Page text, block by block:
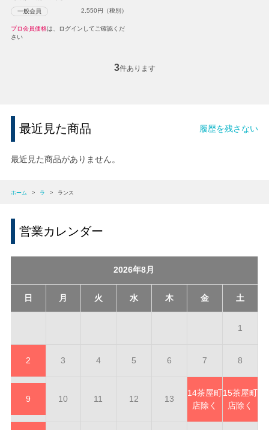
一般会員 2,550円（税別）
プロ会員価格は、ログインしてご確認くだ
さい
3件あります
最近見た商品 履歴を残さない
最近見た商品がありません。
ホーム > ラ > ランス
営業カレンダー
2026年8月
日 月 火 水 木 金 土
1
2 3 4 5 6 7 8
9 10 11 12 13
14茶屋町
店除く
15茶屋町
店除く